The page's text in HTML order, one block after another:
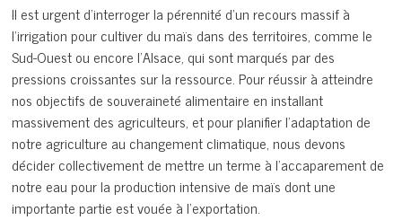
Il est urgent d’interroger la pérennité d’un recours massif à
l’irrigation pour cultiver du maïs dans des territoires, comme le
Sud-Ouest ou encore l’Alsace, qui sont marqués par des
pressions croissantes sur la ressource. Pour réussir à atteindre
nos objectifs de souveraineté alimentaire en installant
massivement des agriculteurs, et pour planifier l’adaptation de
notre agriculture au changement climatique, nous devons
décider collectivement de mettre un terme à l’accaparement de
notre eau pour la production intensive de maïs dont une
importante partie est vouée à l’exportation.